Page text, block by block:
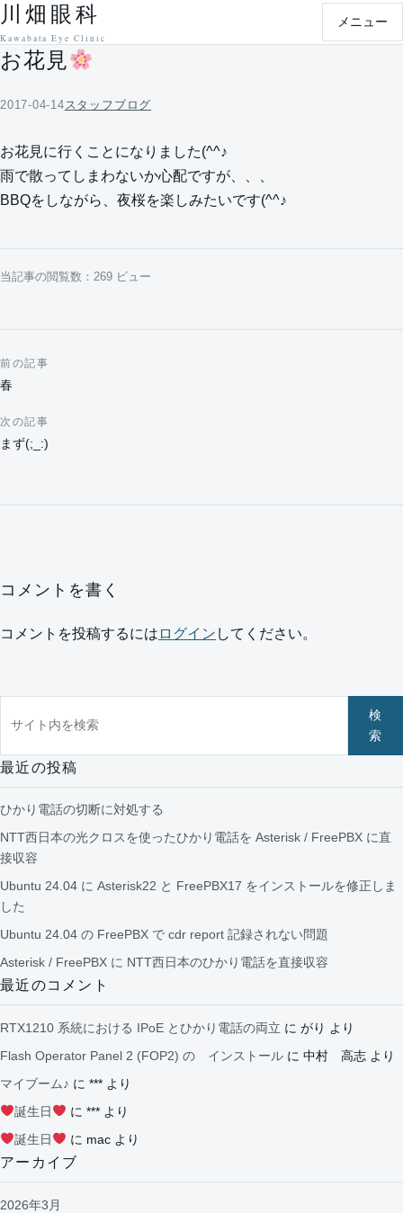
本文へ移動
川畑眼科
Kawabata Eye Clinic
メニュー
お花見
2017-04-14 スタッフブログ
お花見に行くことになりました(^^♪
雨で散ってしまわないか心配ですが、、、
BBQをしながら、夜桜を楽しみたいです(^^♪
当記事の閲覧数：269 ビュー
投稿ナビゲーション
前の記事
春
次の記事
まず(;_:)
コメントを書く
コメントを投稿するには ログイン してください。
検
索
最近の投稿
ひかり電話の切断に対処する
NTT西日本の光クロスを使ったひかり電話を Asterisk / FreePBX に直
接収容
Ubuntu 24.04 に Asterisk22 と FreePBX17 をインストールを修正しま
した
Ubuntu 24.04 の FreePBX で cdr report 記録されない問題
Asterisk / FreePBX に NTT西日本のひかり電話を直接収容
最近のコメント
RTX1210 系統における IPoE とひかり電話の両立 に がり より
Flash Operator Panel 2 (FOP2) の インストール に 中村 高志 より
マイブーム♪ に *** より
誕生日
に ***より
誕生日
に macより
アーカイブ
2026年3月